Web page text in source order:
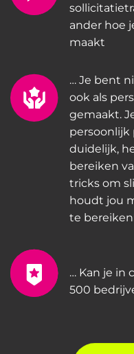
ander hoe
maakt
… Je bent
ook als
gemaakt.
persoonlijk
duidelijk,
bereiken
tricks om
houdt jou
te
… Kan je in
500